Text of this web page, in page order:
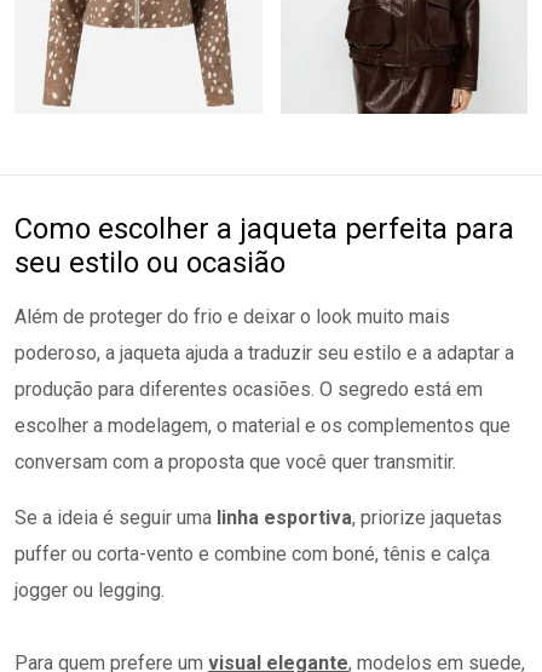
Como escolher a jaqueta perfeita para
seu estilo ou ocasião
Além de proteger do frio e deixar o look muito mais
poderoso, a jaqueta ajuda a traduzir seu estilo e a adaptar a
produção para diferentes ocasiões. O segredo está em
escolher a modelagem, o material e os complementos que
conversam com a proposta que você quer transmitir.
Se a ideia é seguir uma linha esportiva, priorize jaquetas
puffer ou corta-vento e combine com boné, tênis e calça
jogger ou legging.
Para quem prefere um visual elegante, modelos em suede,